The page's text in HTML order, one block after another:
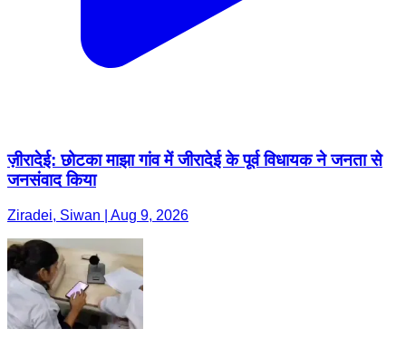
ज़ीरादेई: छोटका माझा गांव में जीरादेई के पूर्व विधायक ने जनता से
जनसंवाद किया
Ziradei, Siwan | Aug 9, 2026